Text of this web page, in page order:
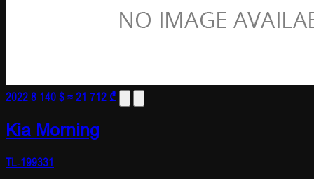
20228 140 $≈ 21 712 ₾
Kia Morning
TL-199331